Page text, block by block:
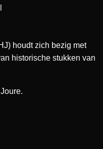
houdt zich bezig met
historische stukken van